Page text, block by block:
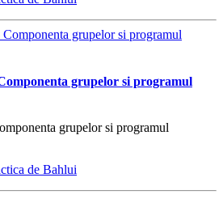
grupelor si programul
grupelor si programul
de Bahlui